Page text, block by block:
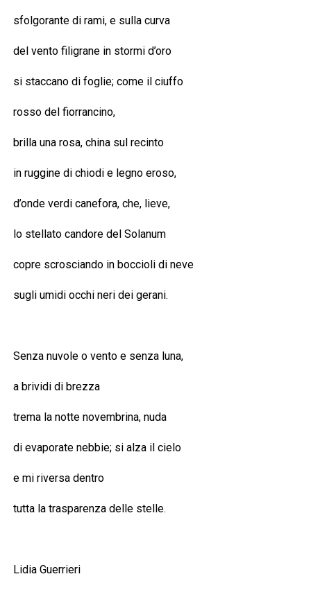
sfolgorante di rami, e sulla curva
del vento filigrane in stormi d’oro
si staccano di foglie; come il ciuffo
rosso del fiorrancino,
brilla una rosa, china sul recinto
in ruggine di chiodi e legno eroso,
d’onde verdi canefora, che, lieve,
lo stellato candore del Solanum
copre scrosciando in boccioli di neve
sugli umidi occhi neri dei gerani.
Senza nuvole o vento e senza luna,
a brividi di brezza
trema la notte novembrina, nuda
di evaporate nebbie; si alza il cielo
e mi riversa dentro
tutta la trasparenza delle stelle.
Lidia Guerrieri